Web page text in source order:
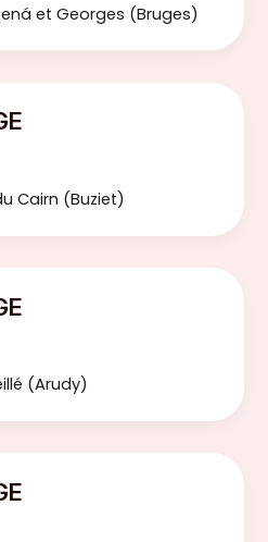
et Georges (Bruges)
Cairn (Buziet)
(Arudy)